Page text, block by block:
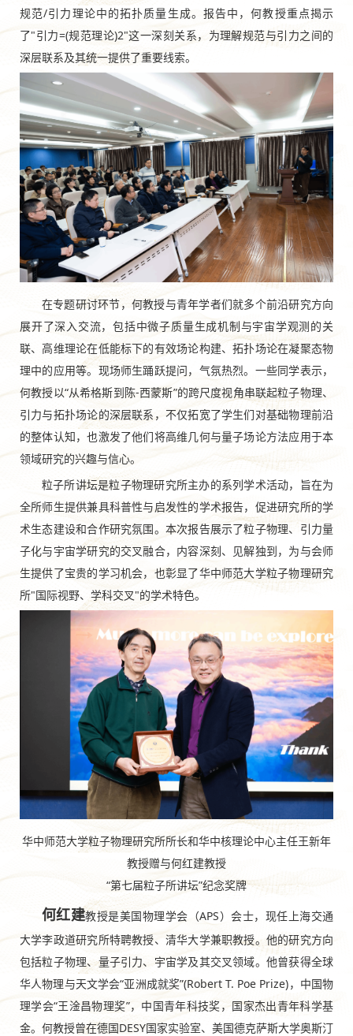
规范/引力理论中的拓扑质量生成。报告中，何教授重点揭示
了"引力=(规范理论)2"这一深刻关系，为理解规范与引力之间的
深层联系及其统一提供了重要线索。
在专题研讨环节，何教授与青年学者们就多个前沿研究方向
展开了深入交流，包括中微子质量生成机制与宇宙学观测的关
联、高维理论在低能标下的有效场论构建、拓扑场论在凝聚态物
理中的应用等。现场师生踊跃提问，气氛热烈。一些同学表示，
何教授以“从希格斯到陈-西蒙斯”的跨尺度视角串联起粒子物理、
引力与拓扑场论的深层联系，不仅拓宽了学生们对基础物理前沿
的整体认知，也激发了他们将高维几何与量子场论方法应用于本
领域研究的兴趣与信心。
粒子所讲坛是粒子物理研究所主办的系列学术活动，旨在为
全所师生提供兼具科普性与启发性的学术报告，促进研究所的学
术生态建设和合作研究氛围。本次报告展示了粒子物理、引力量
子化与宇宙学研究的交叉融合，内容深刻、见解独到，为与会师
生提供了宝贵的学习机会，也彰显了华中师范大学粒子物理研究
所"国际视野、学科交叉"的学术特色。
华中师范大学粒子物理研究所所长和华中核理论中心主任王新年
教授赠与何红建教授
“第七届粒子所讲坛”纪念奖牌
何红建教授是美国物理学会（APS）会士，现任上海交通
大学李政道研究所特聘教授、清华大学兼职教授。他的研究方向
包括粒子物理、量子引力、宇宙学及其交叉领域。他曾获得全球
华人物理与天文学会“亚洲成就奖”(Robert T. Poe Prize)，中国物
理学会“王淦昌物理奖”，中国青年科技奖，国家杰出青年科学基
金。何教授曾在德国DESY国家实验室、美国德克萨斯大学奥斯汀